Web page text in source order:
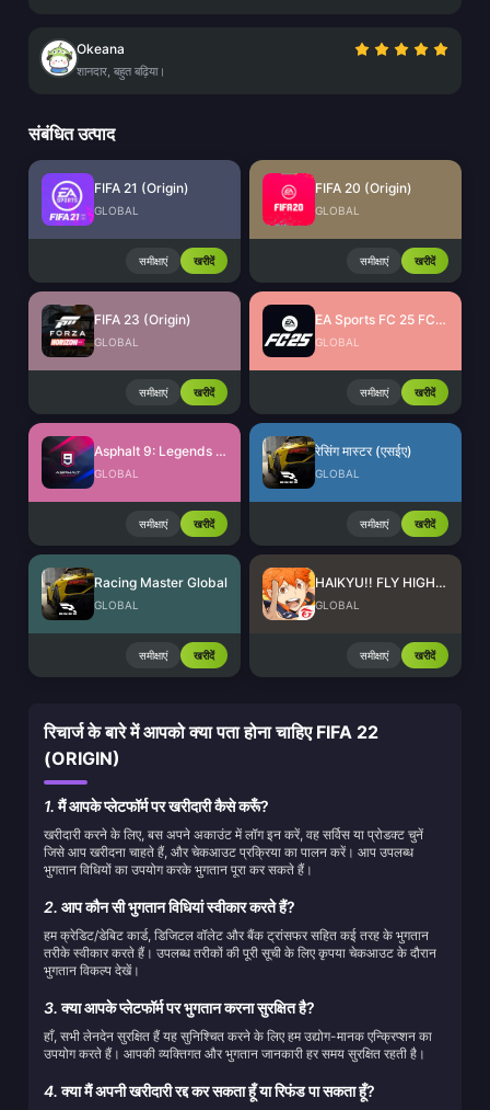
Okeana
शानदार, बहुत बढ़िया।
संबंधित उत्पाद
FIFA 21 (Origin)
GLOBAL
समीक्षाएं खरीदें
FIFA 20 (Origin)
GLOBAL
समीक्षाएं खरीदें
FIFA 23 (Origin)
GLOBAL
समीक्षाएं खरीदें
EA Sports FC 25 FC Points (EA App)
GLOBAL
समीक्षाएं खरीदें
Asphalt 9: Legends Tokens
GLOBAL
समीक्षाएं खरीदें
रेसिंग मास्टर (एसईए)
GLOBAL
समीक्षाएं खरीदें
Racing Master Global
GLOBAL
समीक्षाएं खरीदें
HAIKYU!! FLY HIGH SEA Top Up
GLOBAL
समीक्षाएं खरीदें
रिचार्ज के बारे में आपको क्या पता होना चाहिए FIFA 22
(ORIGIN)
1.मैं आपके प्लेटफॉर्म पर खरीदारी कैसे करूँ?
खरीदारी करने के लिए, बस अपने अकाउंट में लॉग इन करें, वह सर्विस या प्रोडक्ट चुनें
जिसे आप खरीदना चाहते हैं, और चेकआउट प्रक्रिया का पालन करें। आप उपलब्ध
भुगतान विधियों का उपयोग करके भुगतान पूरा कर सकते हैं।
2. आप कौन सी भुगतान विधियां स्वीकार करते हैं?
हम क्रेडिट/डेबिट कार्ड, डिजिटल वॉलेट और बैंक ट्रांसफर सहित कई तरह के भुगतान
तरीके स्वीकार करते हैं। उपलब्ध तरीकों की पूरी सूची के लिए कृपया चेकआउट के दौरान
भुगतान विकल्प देखें।
3.क्या आपके प्लेटफॉर्म पर भुगतान करना सुरक्षित है?
हाँ, सभी लेनदेन सुरक्षित हैं यह सुनिश्चित करने के लिए हम उद्योग-मानक एन्क्रिप्शन का
उपयोग करते हैं। आपकी व्यक्तिगत और भुगतान जानकारी हर समय सुरक्षित रहती है।
4.क्या मैं अपनी खरीदारी रद्द कर सकता हूँ या रिफंड पा सकता हूँ?